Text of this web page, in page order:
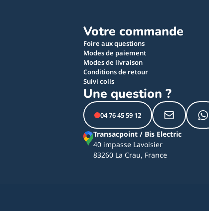
Votre commande
Foire aux questions
Modes de paiement
Modes de livraison
Conditions de retour
Suivi colis
Une question ?
04 76 45 59 12
Transacpoint / Bis Electric
40 impasse Lavoisier
83260 La Crau, France